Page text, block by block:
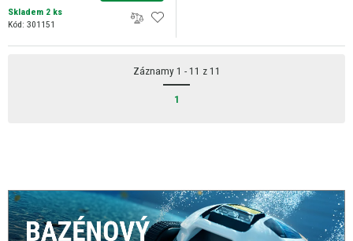
Skladem 2 ks
Kód: 301151
Záznamy 1 - 11 z 11
1